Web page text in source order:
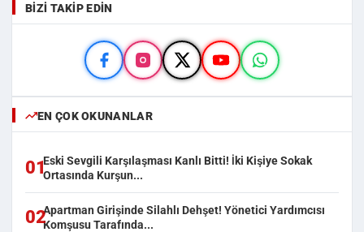
BIZI TAKIP EDIN
EN ÇOK OKUNANLAR
01Eski Sevgili Karşılaşması Kanlı Bitti! İki Kişiye Sokak
Ortasında Kurşun...
02Apartman Girişinde Silahlı Dehşet! Yönetici Yardımcısı
Komşusu Tarafında...